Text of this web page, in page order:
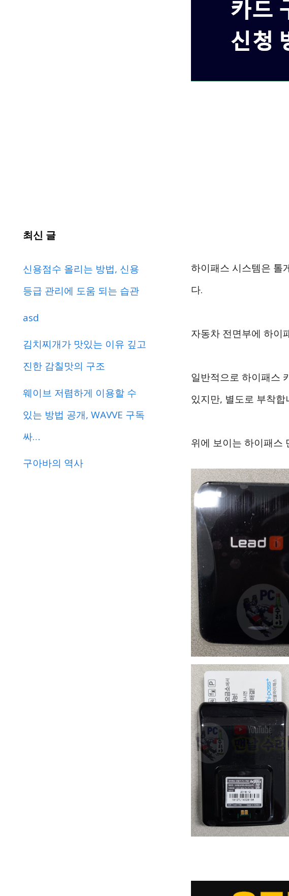
하이패스 시스템은 톨
다.
자동차 전면부에 하이
일반적으로 하이패스
있지만, 별도로 부착합
위에 보이는 하이패스
최신 글
신용점수 올리는 방법, 신용
등급 관리에 도움 되는 습관
asd
김치찌개가 맛있는 이유 깊고
진한 감칠맛의 구조
웨이브 저렴하게 이용할 수
있는 방법 공개, WAVVE 구독
싸…
구아바의 역사